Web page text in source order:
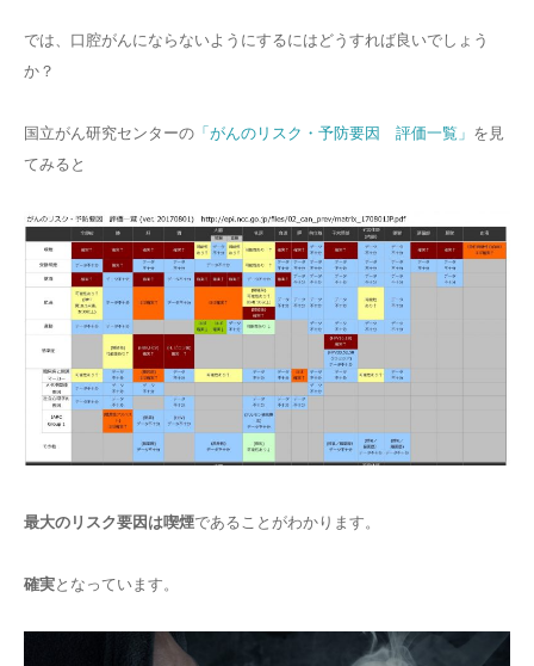
では、口腔がんにならないようにするにはどうすれば良いでしょう
か？
国立がん研究センターの 「がんのリスク・予防要因 評価⼀覧」 を見
てみると
最大のリスク要因は喫煙であることがわかります。
確実となっています。